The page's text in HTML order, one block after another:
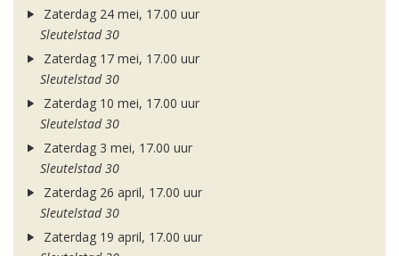
Zaterdag 24 mei, 17.00 uur
Sleutelstad 30
Zaterdag 17 mei, 17.00 uur
Sleutelstad 30
Zaterdag 10 mei, 17.00 uur
Sleutelstad 30
Zaterdag 3 mei, 17.00 uur
Sleutelstad 30
Zaterdag 26 april, 17.00 uur
Sleutelstad 30
Zaterdag 19 april, 17.00 uur